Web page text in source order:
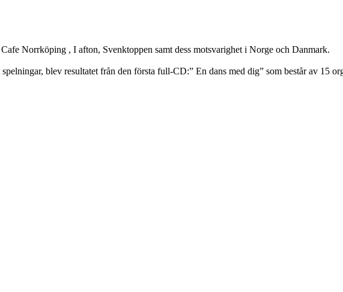
Norrköping , I afton, Svenktoppen samt dess motsvarighet i Norge och Danmark.
blev resultatet från den första full-CD:” En dans med dig” som består av 15